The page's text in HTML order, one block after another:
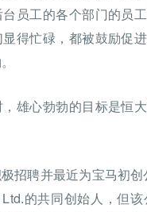
员工的各个部门的员
得忙碌，都被鼓励促
雄心勃勃的目标是恒
招聘并最近为宝马初
的共同创始人，但